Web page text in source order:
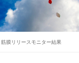
筋膜リリースモニター結果